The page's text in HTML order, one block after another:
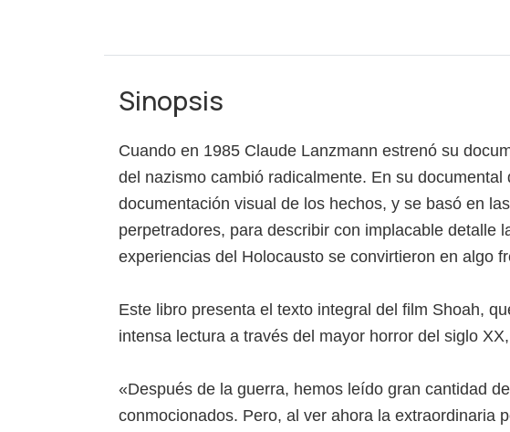
Sinopsis
Cuando en 1985 Claude Lanzmann estrenó su
del nazismo cambió radicalmente. En su
documentación visual de los hechos, y se basó en
perpetradores, para describir con implacable detalle
experiencias del Holocausto se convirtieron en algo
Este libro presenta el texto integral del film Shoah,
intensa lectura a través del mayor horror del siglo
«Después de la guerra, hemos leído gran cantidad
conmocionados. Pero, al ver ahora la extraordinaria